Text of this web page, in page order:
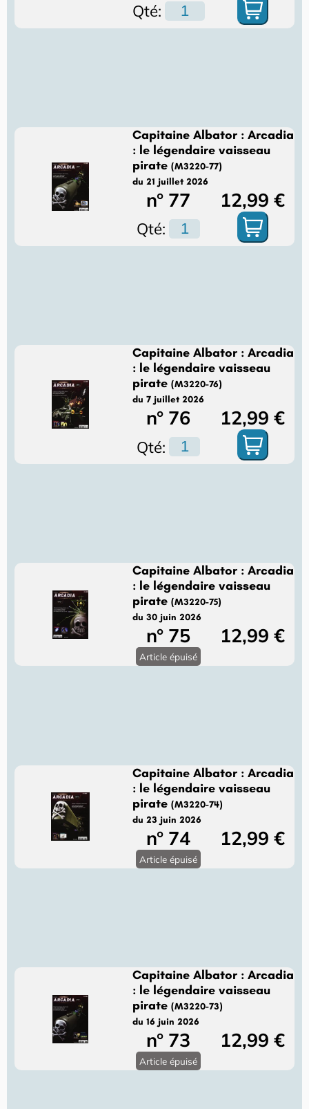
Qté:
Capitaine Albator : Arcadia
: le légendaire vaisseau
pirate(M3220-77)
du 21 juillet 2026
n° 77 12,99 €
Qté:
Capitaine Albator : Arcadia
: le légendaire vaisseau
pirate(M3220-76)
du 7 juillet 2026
n° 76 12,99 €
Qté:
Capitaine Albator : Arcadia
: le légendaire vaisseau
pirate(M3220-75)
du 30 juin 2026
n° 75 12,99 €
Article épuisé
Capitaine Albator : Arcadia
: le légendaire vaisseau
pirate(M3220-74)
du 23 juin 2026
n° 74 12,99 €
Article épuisé
Capitaine Albator : Arcadia
: le légendaire vaisseau
pirate(M3220-73)
du 16 juin 2026
n° 73 12,99 €
Article épuisé